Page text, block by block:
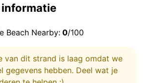
Beach Nearby:0/100
van dit strand is laag omdat we
gegevens hebben. Deel wat je